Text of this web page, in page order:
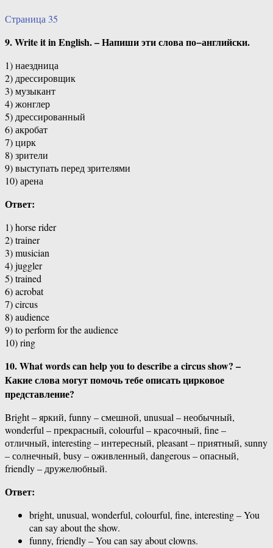
Страница 35
9. Write it in English. – Напиши эти слова по−английски.
1) наездница
2) дрессировщик
3) музыкант
4) жонглер
5) дрессированный
6) акробат
7) цирк
8) зрители
9) выступать перед зрителями
10) арена
Ответ:
1) horse rider
2) trainer
3) musician
4) juggler
5) trained
6) acrobat
7) circus
8) audience
9) to perform for the audience
10) ring
10. What words can help you to describe a circus show? –
Какие слова могут помочь тебе описать цирковое
представление?
Bright – яркий, funny – смешной, unusual – необычный,
wonderful – прекрасный, colourful – красочный, fine –
отличный, interesting – интересный, pleasant – приятный, sunny
– солнечный, busy – оживленный, dangerous – опасный,
friendly – дружелюбный.
Ответ:
bright, unusual, wonderful, colourful, fine, interesting – You
can say about the show.
funny, friendly – You can say about clowns.